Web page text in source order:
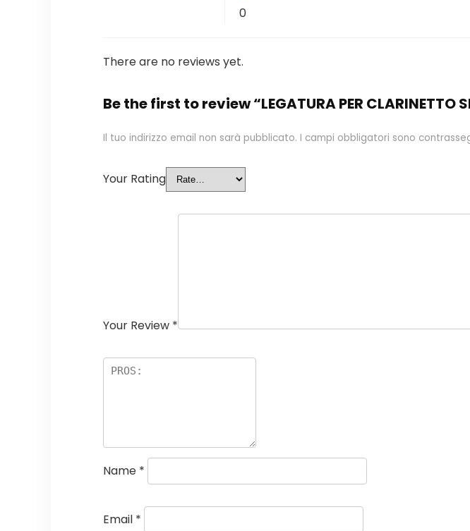
0
There are no reviews yet.
Be the first to review “LEGATURA PER CLARINETTO
Il tuo indirizzo email non sarà pubblicato. I campi obbligatori sono
Your Rating
Your Review *
Name *
Email *